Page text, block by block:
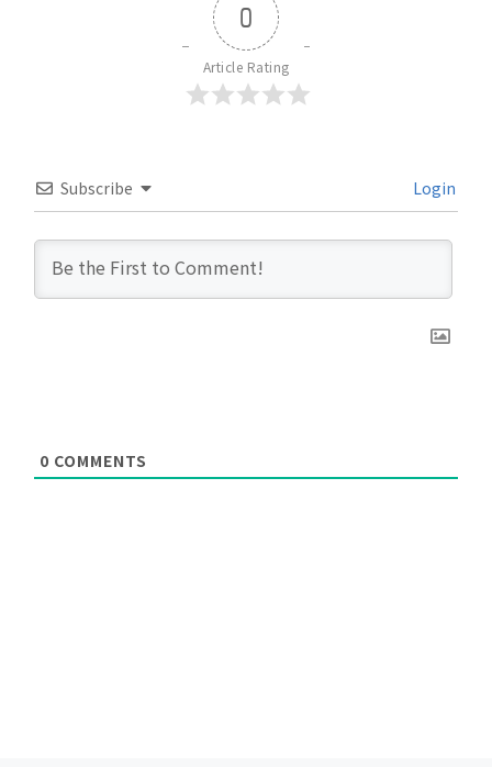
0
Article Rating
Subscribe Login
0 COMMENTS